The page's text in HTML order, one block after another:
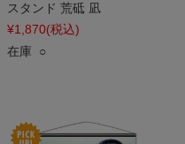
スタンド 荒砥 凪
¥1,870(税込)
在庫 ○